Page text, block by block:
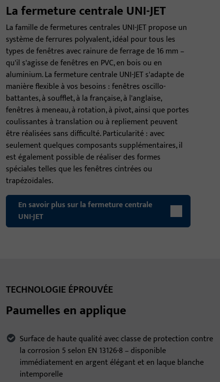
La fermeture centrale UNI-JET
La famille de fermetures centrales UNI-JET propose un
système de ferrures polyvalent, idéal pour tous les
types de fenêtres avec rainure de ferrage de 16 mm –
qu'il s'agisse de fenêtres en PVC, en bois ou en
aluminium. La fermeture centrale UNI-JET s'adapte de
manière flexible à vos besoins : fenêtres oscillo-
battantes, à soufflet, à la française, à l'anglaise,
fenêtres à meneau, à rotation, à pivot, ainsi que portes
coulissantes à translation ou à repliement peuvent
être réalisées sans difficulté. Particularité : avec
seulement quelques composants supplémentaires, il
est également possible de réaliser des formes
spéciales telles que les fenêtres cintrées ou
trapézoïdales.
En savoir plus sur la fermeture centrale
UNI-JET
TECHNOLOGIE ÉPROUVÉE
Paumelles en applique
Surface de haute qualité avec classe de protection contre
la corrosion 5 selon EN 13126-8 – disponible
immédiatement en argent élégant et en laque blanche
intemporelle